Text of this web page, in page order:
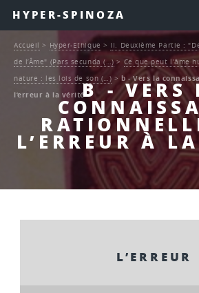
HYPER-SPINOZA
B - VERS
L’ERREUR À
Accueil > Hyper-Ethique > II. Deuxième Partie :
de l’Âme" (Pars secunda (…)> Ce que peut l’âme
nature : les lois de son (…) > b - Vers la
l’erreur à la vérité
L’ERREUR